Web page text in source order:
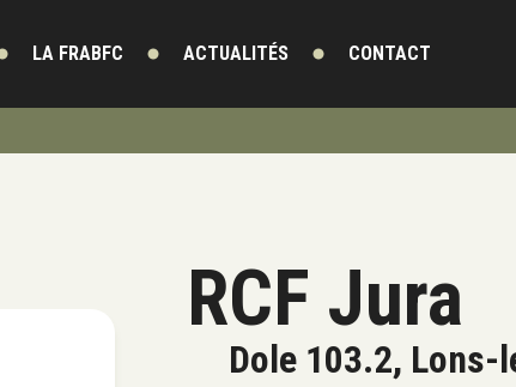
LA FRABFC ACTUALITÉS CONTACT
RCF Jura
Dole 103.2, Lons-